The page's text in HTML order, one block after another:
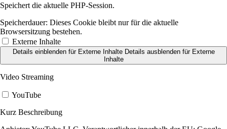
Speichert die aktuelle PHP-Session.
Speicherdauer: Dieses Cookie bleibt nur für die aktuelle
Browsersitzung bestehen.
Externe Inhalte
Details einblendenfür Externe Inhalte Details ausblendenfür Externe
Inhalte
Video Streaming
YouTube
Kurz Beschreibung